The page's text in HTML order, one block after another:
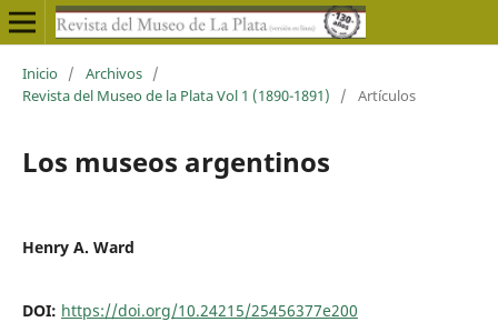
Inicio / Archivos /
Revista del Museo de la Plata Vol 1 (1890-1891)
/ Artículos
Los museos argentinos
Henry A. Ward
DOI: https://doi.org/10.24215/25456377e200